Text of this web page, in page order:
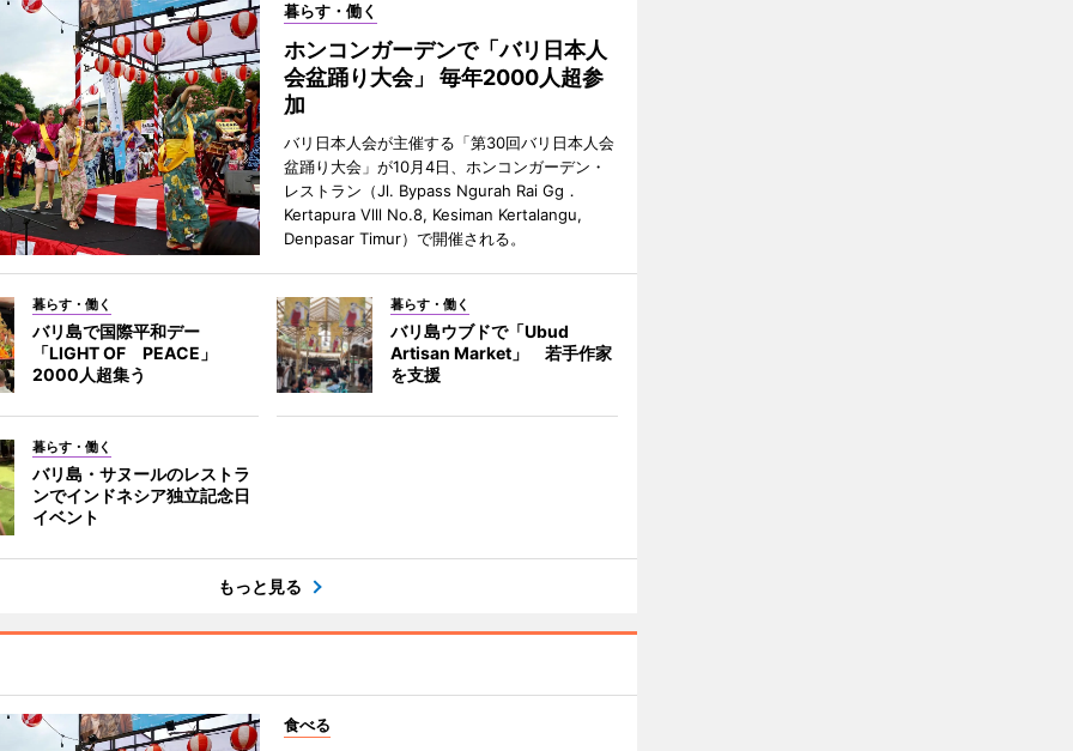
暮らす・働く
ホンコンガーデンで「バリ日本人
会盆踊り大会」 毎年2000人超参
加
バリ日本人会が主催する「第30回バリ日本人会
盆踊り大会」が10月4日、ホンコンガーデン・
レストラン（Jl. Bypass Ngurah Rai Gg．
Kertapura Vlll No.8, Kesiman Kertalangu,
Denpasar Timur）で開催される。
暮らす・働く
バリ島で国際平和デー
「LIGHT OF PEACE」
2000人超集う
暮らす・働く
バリ島ウブドで「Ubud
Artisan Market」 若手作家
を支援
暮らす・働く
バリ島・サヌールのレストラ
ンでインドネシア独立記念日
イベント
もっと見る
食べる